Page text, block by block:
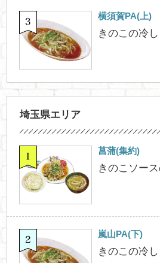
横須賀PA(上)
きのこの冷
埼玉県エリア
菖蒲(集約)
きのこソー
嵐山PA(下)
きのこの冷